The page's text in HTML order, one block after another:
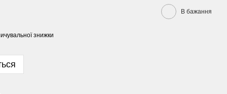
В бажання
знижки